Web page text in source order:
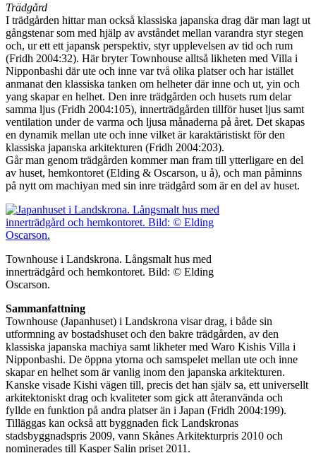
Trädgård
I trädgården hittar man också klassiska japanska drag där man lagt ut
gångstenar som med hjälp av avståndet mellan varandra styr stegen
och, ur ett ett japansk perspektiv, styr upplevelsen av tid och rum
(Fridh 2004:32). Här bryter Townhouse alltså likheten med Villa i
Nipponbashi där ute och inne var två olika platser och har istället
anmanat den klassiska tanken om helheter där inne och ut, yin och
yang skapar en helhet. Den inre trädgården och husets rum delar
samma ljus (Fridh 2004:105), innerträdgården tillför huset ljus samt
ventilation under de varma och ljusa månaderna på året. Det skapas
en dynamik mellan ute och inne vilket är karaktäristiskt för den
klassiska japanska arkitekturen (Fridh 2004:203).
Går man genom trädgården kommer man fram till ytterligare en del
av huset, hemkontoret (Elding & Oscarson, u å), och man påminns
på nytt om machiyan med sin inre trädgård som är en del av huset.
Townhouse i Landskrona. Långsmalt hus med
innerträdgård och hemkontoret. Bild: © Elding
Oscarson.
Sammanfattning
Townhouse (Japanhuset) i Landskrona visar drag, i både sin
utformning av bostadshuset och den bakre trädgården, av den
klassiska japanska machiya samt likheter med Waro Kishis Villa i
Nipponbashi. De öppna ytorna och samspelet mellan ute och inne
skapar en helhet som är vanlig inom den japanska arkitekturen.
Kanske visade Kishi vägen till, precis det han själv sa, ett universellt
arkitektoniskt drag och kvaliteter som gick att återanvända och
fyllde en funktion på andra platser än i Japan (Fridh 2004:199).
Tilläggas kan också att byggnaden fick Landskronas
stadsbyggnadspris 2009, vann Skånes Arkitekturpris 2010 och
nominerades till Kasper Salin priset 2011.